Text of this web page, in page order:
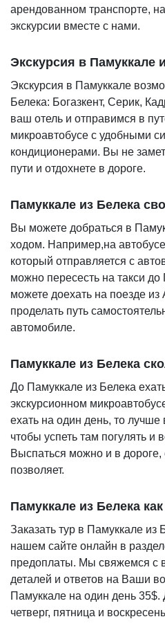
арендованном транспорте,
экскурсии вместе с нами.
Экскурсия в Памуккале
Экскурсия в Памуккале
Белека: Богазкент, Серик,
ваш отель и отправимся в
микроавтобусе с удобными
кондиционерами. Вы не
пути и отдохнете в дороге.
Памуккале из Белека
Вы можете добраться в
ходом. Например,на
который отправляется с
можно пересесть на такси
можете доехать на поезде
проделать путь
автомобиле.
Памуккале из Белека
До Памуккале из Белека
экскурсионном
ехать на один день, то
чтобы успеть там погулять и
Выспаться можно и в дороге,
позволяет.
Памуккале из Белека как
Заказать тур в Памуккале
нашем сайте онлайн в
предоплаты. Мы свяжемся с
деталей и ответов на Ваши
Памуккале на один день 35$.
четверг, пятница и